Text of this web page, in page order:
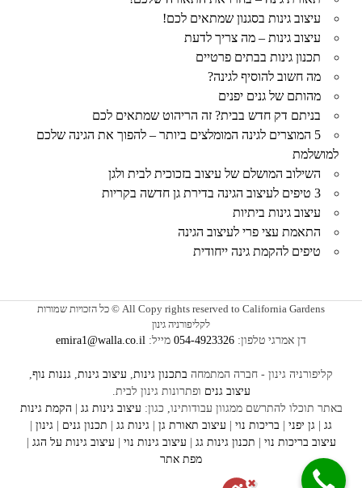
עיצוב גינות בסגנון שמתאים לכם!
עיצוב גינות – מה צריך לדעת
תכנון גינות בבתים פרטיים
מה חשוב להוסיף לגינה?
מהותם של גנים יפנים
בניתם דק חדש בבית? זה הריהוט שמתאים לכם
5 המוצרים לגינה המומלצים ביותר – להפוך את הגינה שלכם
למושלמת
השילוב המושלם של עיצוב בזכוכית לבית ולגן
3 טיפים לעיצוב הגינה בדירת גן חדשה בקריות
עיצוב גינות ביתיות
התאמת עצי פרי לעיצוב הגינה
טיפים להקמת גינה ייחודית
All Copy rights reserved to California Gardens © כל הזכויות שמורות
לקליפורניה גינון
דן אמרגי טלפון: 054-4923326 מייל: emira1@walla.co.il
קליפורניה גינון - חברה המתמחה בתכנון גינות עיצוב גינות גננות נוף
עיצוב גנים ופתרונות גינון לבית.
באתר תוכלו להתרשם ממגוון עבודותינו, כגון: עיצוב גינות גג | הקמת גינות
גג | גן יפני | בריכות נוי | עיצוב תאורת גן | גינות גג | תכנון גנים | גינון |
עיצוב בריכות נוי | תכנון גינות גג | עיצוב גינות נוי | עיצוב גינות על הגג |
מפת אתר